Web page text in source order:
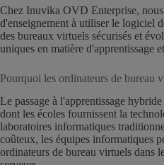
Chez Inuvika OVD Enterprise, nous
d'enseignement à utiliser le logiciel
des bureaux virtuels sécurisés et
uniques en matière d'apprentissage
Pourquoi les ordinateurs de bureau
Le passage à l'apprentissage
dont les écoles fournissent la
laboratoires informatiques
coûteux, les équipes informatiques
ordinateurs de bureau virtuels dans